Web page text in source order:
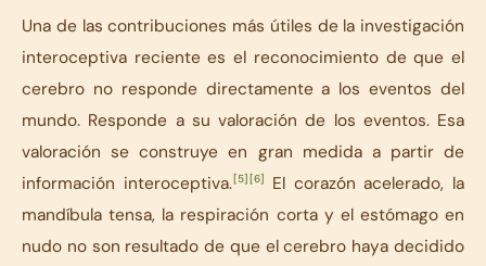
Una de las contribuciones más útiles de la investigación
interoceptiva reciente es el reconocimiento de que el
cerebro no responde directamente a los eventos del
mundo. Responde a su valoración de los eventos. Esa
valoración se construye en gran medida a partir de
información interoceptiva.[5][6]
El corazón acelerado, la
mandíbula tensa, la respiración corta y el estómago en
nudo no son resultado de que el cerebro haya decidido